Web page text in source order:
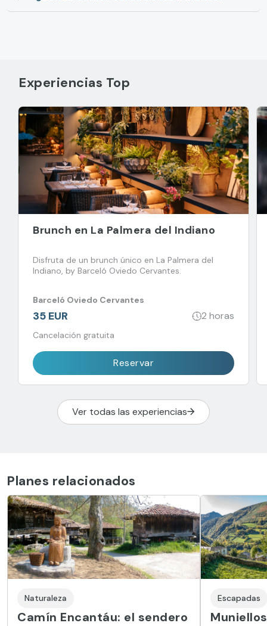
Experiencias Top
Brunch en La Palmera del Indiano
Disfruta de un brunch único en La Palmera del
Indiano, by Barceló Oviedo Cervantes.
Barceló Oviedo Cervantes
35 EUR 2 horas
Cancelación gratuita
Reservar
Ver todas las experiencias
Planes relacionados
Naturaleza
Camín Encantáu: el sendero
Escapadas